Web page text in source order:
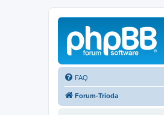
FAQ
Forum-Trioda